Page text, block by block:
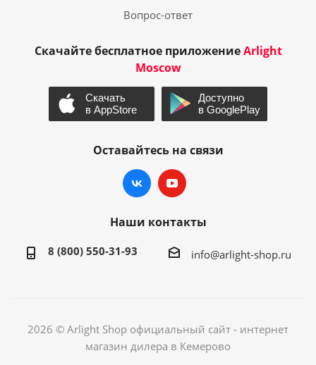
Вопрос-ответ
Скачайте бесплатное приложениеArlight
Moscow
Оставайтесь на связи
Наши контакты
8 (800) 550-31-93 info@arlight-shop.ru
2026 © Arlight Shop официальный сайт - интернет
магазин дилера в Кемерово